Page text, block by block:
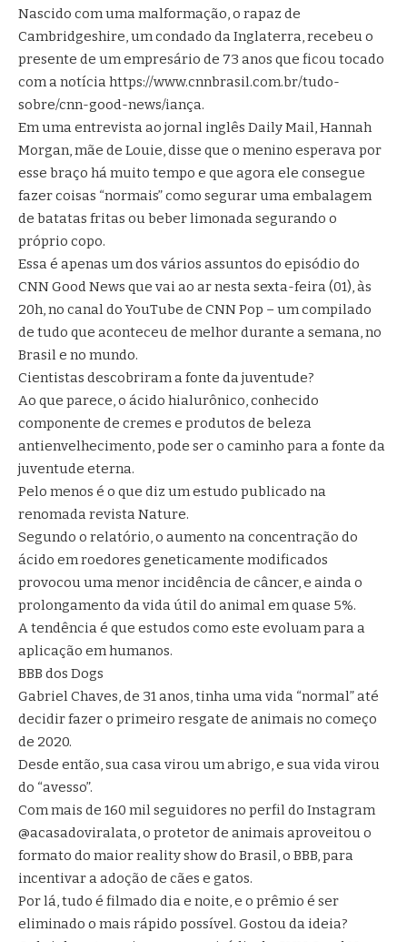
Nascido com uma malformação, o rapaz de
Cambridgeshire, um condado da Inglaterra, recebeu o
presente de um empresário de 73 anos que ficou tocado
com a notícia https://www.cnnbrasil.com.br/tudo-
sobre/cnn-good-news/iança.
Em uma entrevista ao jornal inglês Daily Mail, Hannah
Morgan, mãe de Louie, disse que o menino esperava por
esse braço há muito tempo e que agora ele consegue
fazer coisas “normais” como segurar uma embalagem
de batatas fritas ou beber limonada segurando o
próprio copo.
Essa é apenas um dos vários assuntos do episódio do
CNN Good News que vai ao ar nesta sexta-feira (01), às
20h, no canal do YouTube de CNN Pop – um compilado
de tudo que aconteceu de melhor durante a semana, no
Brasil e no mundo.
Cientistas descobriram a fonte da juventude?
Ao que parece, o ácido hialurônico, conhecido
componente de cremes e produtos de beleza
antienvelhecimento, pode ser o caminho para a fonte da
juventude eterna.
Pelo menos é o que diz um estudo publicado na
renomada revista Nature.
Segundo o relatório, o aumento na concentração do
ácido em roedores geneticamente modificados
provocou uma menor incidência de câncer, e ainda o
prolongamento da vida útil do animal em quase 5%.
A tendência é que estudos como este evoluam para a
aplicação em humanos.
BBB dos Dogs
Gabriel Chaves, de 31 anos, tinha uma vida “normal” até
decidir fazer o primeiro resgate de animais no começo
de 2020.
Desde então, sua casa virou um abrigo, e sua vida virou
do “avesso”.
Com mais de 160 mil seguidores no perfil do Instagram
@acasadoviralata, o protetor de animais aproveitou o
formato do maior reality show do Brasil, o BBB, para
incentivar a adoção de cães e gatos.
Por lá, tudo é filmado dia e noite, e o prêmio é ser
eliminado o mais rápido possível. Gostou da ideia?